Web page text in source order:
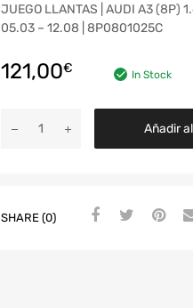
JUEGO LLANTAS | AUDI A3 (8P)
05.03 – 12.08 | 8P0801025C
121,00€ In Stock
Añadir
SHARE (0)